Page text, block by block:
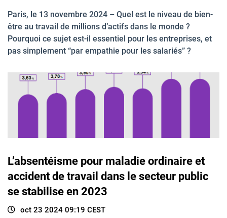
Paris, le 13 novembre 2024 – Quel est le niveau de bien-
être au travail de millions d’actifs dans le monde ?
Pourquoi ce sujet est-il essentiel pour les entreprises, et
pas simplement “par empathie pour les salariés” ?
L’absentéisme pour maladie ordinaire et
accident de travail dans le secteur public
se stabilise en 2023
oct 23 2024 09:19 CEST